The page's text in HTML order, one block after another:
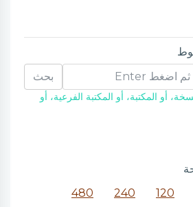
بحث
أو المكتبة، أو المكتبة الفرعية، أو
120
240
480